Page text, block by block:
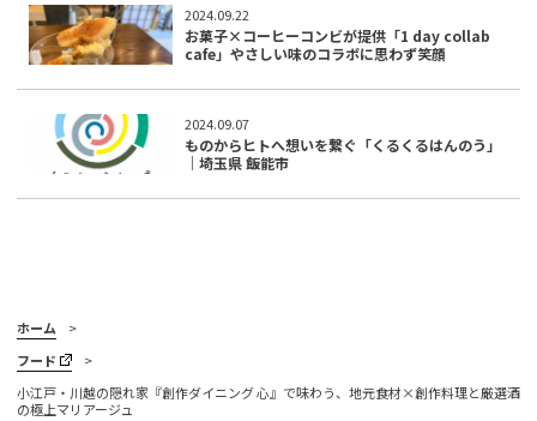
2024.09.22
お菓子×コーヒーコンビが提供「1 day collab
cafe」やさしい味のコラボに思わず笑顔
2024.09.07
ものからヒトへ想いを繋ぐ「くるくるはんのう」
｜埼玉県 飯能市
ホーム
フード
小江戸・川越の隠れ家『創作ダイニング 心』で味わう、地元食材×創作料理と厳選酒
の極上マリアージュ